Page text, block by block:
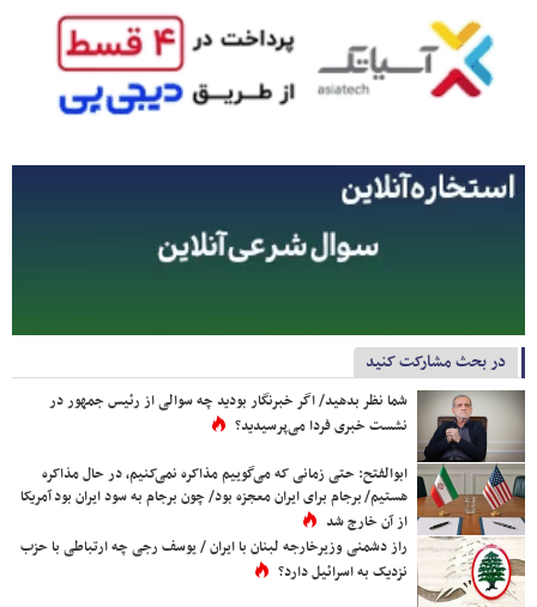
در بحث مشارکت کنید
شما نظر بدهید/ اگر خبرنگار بودید چه سوالی از رئیس جمهور در
نشست خبری فردا می‌پرسیدید؟
ابوالفتح: حتی زمانی که می‌گوییم مذاکره نمی‌کنیم، در حال مذاکره
هستیم/ برجام برای ایران معجزه بود/ چون برجام به سود ایران بود آمریکا
از آن خارج شد
راز دشمنی وزیرخارجه لبنان با ایران / یوسف رجی چه ارتباطی با حزب
نزدیک به اسرائیل دارد؟